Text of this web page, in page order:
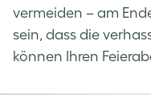
vermeiden – am
sein, dass die
können Ihren